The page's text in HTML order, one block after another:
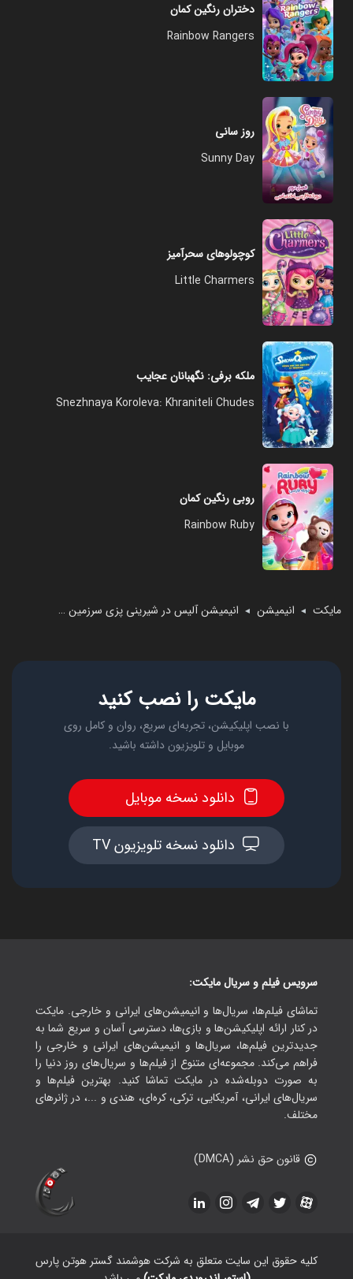
دختران رنگین کمان
Rainbow Rangers
روز سانی
Sunny Day
کوچولوهای سحرآمیز
Little Charmers
ملکه برفی: نگهبانان عجایب
Snezhnaya Koroleva: Khraniteli Chudes
روبی رنگین کمان
Rainbow Ruby
مایکت ◄ انیمیشن ◄ انیمیشن آلیس در شیرینی پزی سرزمین عجایب
مایکت را نصب کنید
با نصب اپلیکیشن، تجربه‌ای سریع، روان و کامل روی
موبایل و تلویزیون داشته باشید.
دانلود نسخه موبایل
دانلود نسخه تلویزیون TV
سرویس فیلم و سریال مایکت:
تماشای فیلم‌ها، سریال‌ها و انیمیشن‌های ایرانی و خارجی. مایکت
در کنار ارائه اپلیکیشن‌ها و بازی‌ها، دسترسی آسان و سریع شما به
جدیدترین فیلم‌ها، سریال‌ها و انیمیشن‌های ایرانی و خارجی را
فراهم می‌کند. مجموعه‌ای متنوع از فیلم‌ها و سریال‌های روز دنیا را
به صورت دوبله‌شده در مایکت تماشا کنید. بهترین فیلم‌ها و
سریال‌های ایرانی، آمریکایی، ترکی، کره‌ای، هندی و ...، در ژانرهای
مختلف.
قانون حق نشر (DMCA)
کلیه حقوق این سایت متعلق به شرکت هوشمند گستر هوتن پارس